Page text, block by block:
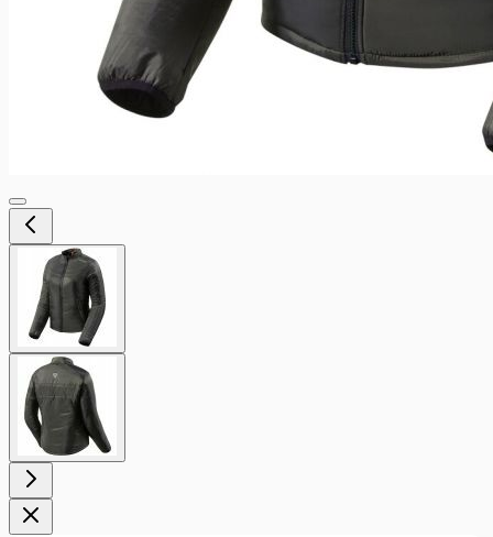
larger
image
View
larger
image